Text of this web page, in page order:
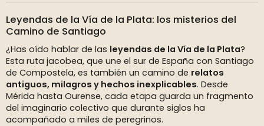
Leyendas de la Vía de la Plata: los misterios del
Camino de Santiago
¿Has oído hablar de las leyendas de la Vía de la Plata?
Esta ruta jacobea, que une el sur de España con Santiago
de Compostela, es también un camino de relatos
antiguos, milagros y hechos inexplicables. Desde
Mérida hasta Ourense, cada etapa guarda un fragmento
del imaginario colectivo que durante siglos ha
acompañado a miles de peregrinos.